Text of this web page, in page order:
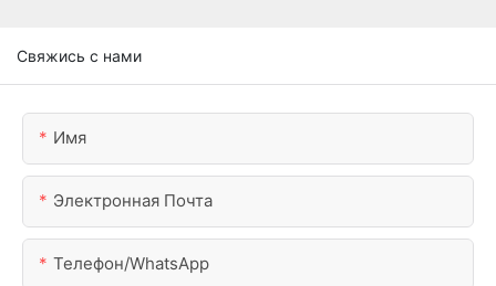
Свяжись с нами
Имя
Электронная Почта
Телефон/WhatsApp